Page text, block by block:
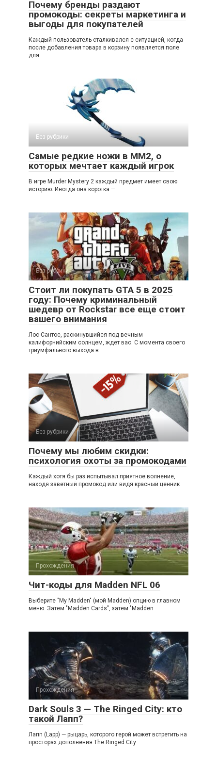
Почему бренды раздают
промокоды: секреты маркетинга и
выгоды для покупателей
Каждый пользователь сталкивался с ситуацией, когда
после добавления товара в корзину появляется поле
для
Без рубрики
Самые редкие ножи в MM2, о
которых мечтает каждый игрок
В игре Murder Mystery 2 каждый предмет имеет свою
историю. Иногда она коротка —
Без рубрики
Стоит ли покупать GTA 5 в 2025
году: Почему криминальный
шедевр от Rockstar все еще стоит
вашего внимания
Лос-Сантос, раскинувшийся под вечным
калифорнийским солнцем, ждет вас. С момента своего
триумфального выхода в
Без рубрики
Почему мы любим скидки:
психология охоты за промокодами
Каждый хотя бы раз испытывал приятное волнение,
находя заветный промокод или видя красный ценник
Прохождения
Чит-коды для Madden NFL 06
Выберите "My Madden" (мой Madden) опцию в главном
меню. Затем "Madden Cards", затем "Madden
Прохождения
Dark Souls 3 — The Ringed City: кто
такой Лапп?
Лапп (Lapp) — рыцарь, которого герой может встретить на
просторах дополнения The Ringed City